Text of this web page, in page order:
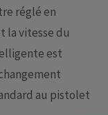
réglé en
la vitesse du
est
au pistolet